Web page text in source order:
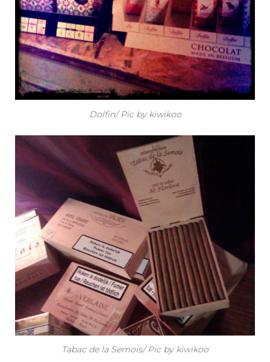
Dolfin/ Pic by kiwikoo
Tabac de la Semois/ Pic by kiwikoo